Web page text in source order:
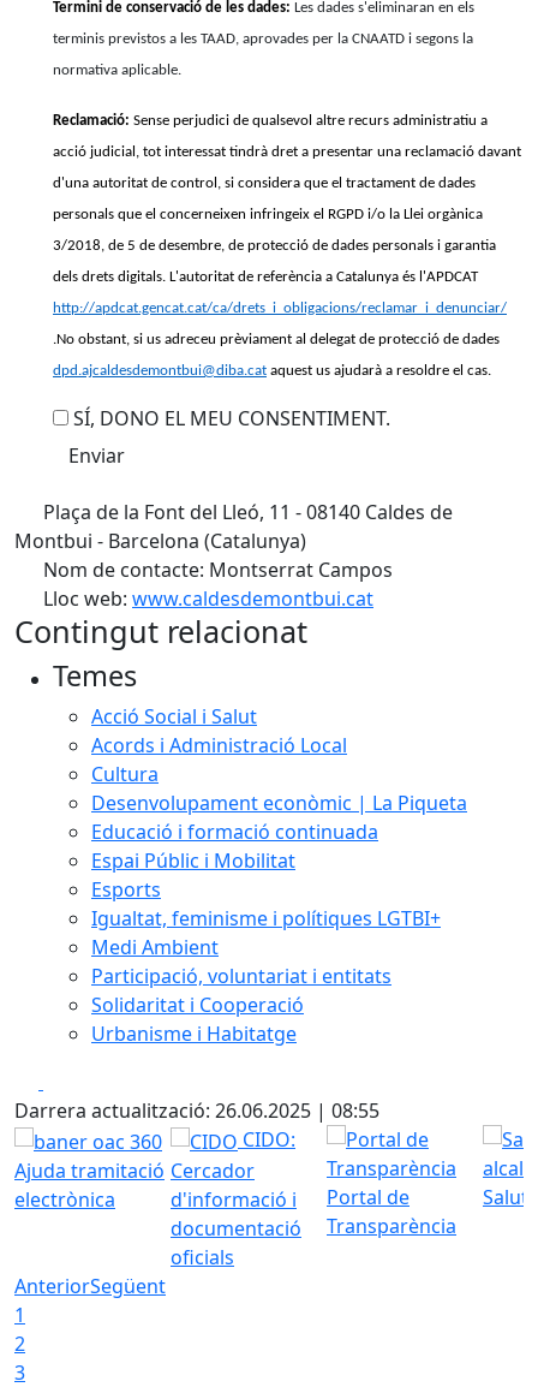
Termini de conservació de les dades: Les dades s'eliminaran en els
terminis previstos a les TAAD, aprovades per la CNAATD i segons la
normativa aplicable.
Reclamació: Sense perjudici de qualsevol altre recurs administratiu a
acció judicial, tot interessat tindrà dret a presentar una reclamació davant
d'una autoritat de control, si considera que el tractament de dades
personals que el concerneixen infringeix el RGPD i/o la Llei orgànica
3/2018, de 5 de desembre, de protecció de dades personals i garantia
dels drets digitals. L'autoritat de referència a Catalunya és l'APDCAT
http://apdcat.gencat.cat/ca/drets_i_obligacions/reclamar_i_denunciar/
.No obstant, si us adreceu prèviament al delegat de protecció de dades
dpd.ajcaldesdemontbui@diba.cat aquest us ajudarà a resoldre el cas.
SÍ, DONO EL MEU CONSENTIMENT.
Plaça de la Font del Lleó, 11 - 08140 Caldes de
Montbui - Barcelona (Catalunya)
Nom de contacte: Montserrat Campos
Lloc web: www.caldesdemontbui.cat
Contingut relacionat
Temes
Acció Social i Salut
Acords i Administració Local
Cultura
Desenvolupament econòmic | La Piqueta
Educació i formació continuada
Espai Públic i Mobilitat
Esports
Igualtat, feminisme i polítiques LGTBI+
Medi Ambient
Participació, voluntariat i entitats
Solidaritat i Cooperació
Urbanisme i Habitatge
Darrera actualització: 26.06.2025 | 08:55
Ajuda tramitació
electrònica
CIDO:
Cercador
d'informació i
documentació
oficials
Portal de
Transparència
AnteriorSegüent
1
2
3